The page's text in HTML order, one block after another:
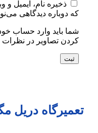
ذخیره نام، ایمیل
که دوباره دیدگاهی
شما باید وارد حساب
کردن تصاویر در نظرات
تعمیرگاه دریل